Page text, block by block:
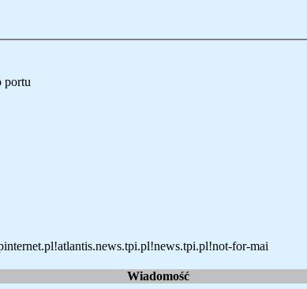
portu
for-mai
Wiadomość